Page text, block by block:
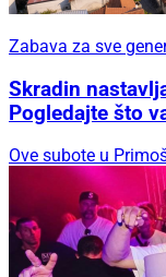
Zabava za sve
Skradin
Pogledajte što
Ove subote u